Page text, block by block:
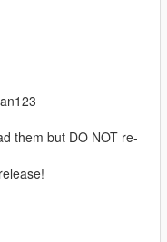
them but DO NOT re-